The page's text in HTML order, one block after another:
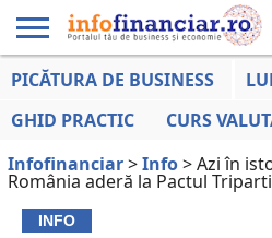
EDUCAȚIE
LA ZI
AFACERILOR
PICĂTURA DE BUSINESS
GHID PRACTIC
CURS
Infofinanciar>Info>Azi în
România aderă la Pactul
INFO